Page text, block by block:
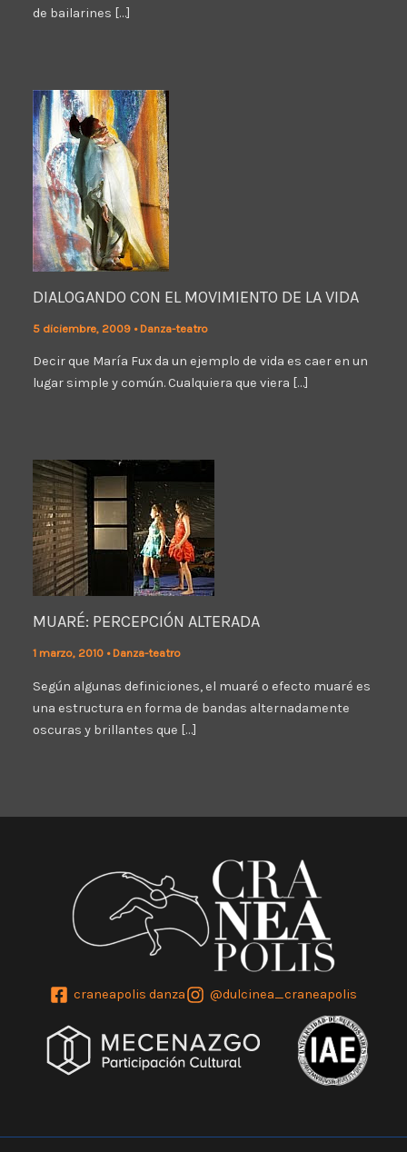
de bailarines […]
DIALOGANDO CON EL MOVIMIENTO DE LA VIDA
5 diciembre, 2009 • Danza-teatro
Decir que María Fux da un ejemplo de vida es caer en un
lugar simple y común. Cualquiera que viera […]
MUARÉ: PERCEPCIÓN ALTERADA
1 marzo, 2010 • Danza-teatro
Según algunas definiciones, el muaré o efecto muaré es
una estructura en forma de bandas alternadamente
oscuras y brillantes que […]
craneapolis danza @dulcinea_craneapolis